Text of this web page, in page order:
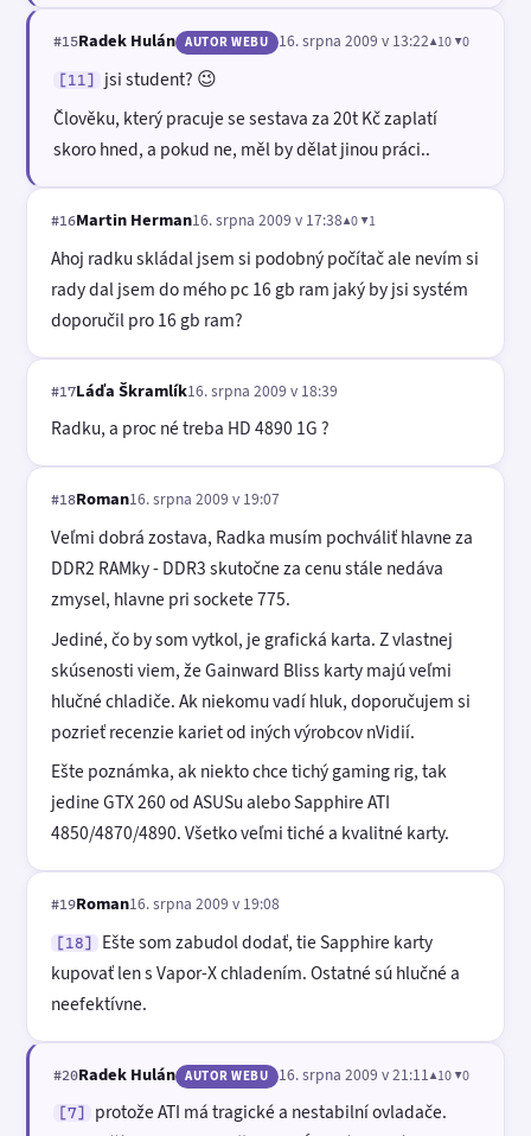
#15Radek Hulán AUTOR WEBU 16. srpna 2009 v 13:22▲10 ▼0
[11]
jsi student? 😉
Člověku, který pracuje se sestava za 20t Kč zaplatí
skoro hned, a pokud ne, měl by dělat jinou práci..
#16Martin Herman16. srpna 2009 v 17:38▲0 ▼1
Ahoj radku skládal jsem si podobný počítač ale nevím si
rady dal jsem do mého pc 16 gb ram jaký by jsi systém
doporučil pro 16 gb ram?
#17Láďa Škramlík16. srpna 2009 v 18:39
Radku, a proc né treba HD 4890 1G ?
#18Roman16. srpna 2009 v 19:07
Veľmi dobrá zostava, Radka musím pochváliť hlavne za
DDR2 RAMky - DDR3 skutočne za cenu stále nedáva
zmysel, hlavne pri sockete 775.
Jediné, čo by som vytkol, je grafická karta. Z vlastnej
skúsenosti viem, že Gainward Bliss karty majú veľmi
hlučné chladiče. Ak niekomu vadí hluk, doporučujem si
pozrieť recenzie kariet od iných výrobcov nVidií.
Ešte poznámka, ak niekto chce tichý gaming rig, tak
jedine GTX 260 od ASUSu alebo Sapphire ATI
4850/4870/4890. Všetko veľmi tiché a kvalitné karty.
#19Roman16. srpna 2009 v 19:08
[18]
Ešte som zabudol dodať, tie Sapphire karty
kupovať len s Vapor-X chladením. Ostatné sú hlučné a
neefektívne.
#20Radek Hulán AUTOR WEBU 16. srpna 2009 v 21:11▲10 ▼0
[7]
protože ATI má tragické a nestabilní ovladače.